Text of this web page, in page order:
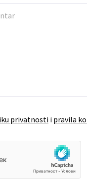
privatnostii pravila